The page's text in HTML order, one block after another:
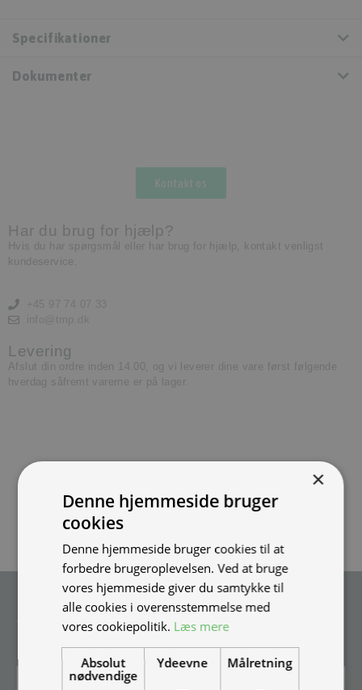
Specifikationer
Dokumenter
Kontakt os
Har du brug for hjælp?
Hvis du har spørgsmål eller har brug for hjælp, kontakt venligst
kundeservice.
Levering
Afslut din ordre inden 14.00, og vi leverer dine vare først følgende
hverdag såfremt varerne er på lager.
Tilmeld nyhedsmail
Vær blandt de første til at modtage info om nye produkter, tilbud,
events og udstillinger.
×
Denne hjemmeside bruger
cookies
Denne hjemmeside bruger cookies til at
forbedre brugeroplevelsen. Ved at bruge
vores hjemmeside giver du samtykke til
alle cookies i overensstemmelse med
vores cookiepolitik. Læs mere
Absolut
nødvendige
Ydeevne Målretning